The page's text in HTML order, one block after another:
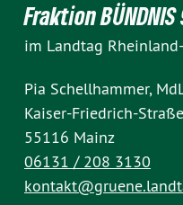
Fraktion BÜNDNIS
im Landtag
Pia Schellhammer,
Kaiser-Friedrich-
55116 Mainz
06131 / 208 3130